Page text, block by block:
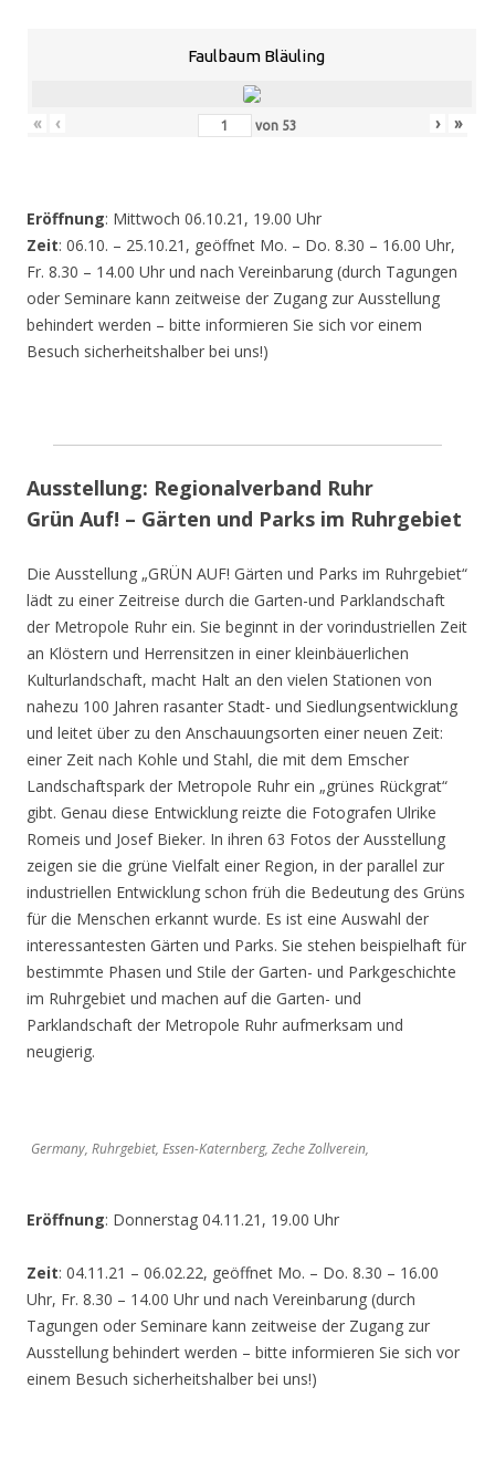
Faulbaum Bläuling
« ‹ von 53 › »
Eröffnung: Mittwoch 06.10.21, 19.00 Uhr
Zeit: 06.10. – 25.10.21, geöffnet Mo. – Do. 8.30 – 16.00 Uhr,
Fr. 8.30 – 14.00 Uhr und nach Vereinbarung (durch Tagungen
oder Seminare kann zeitweise der Zugang zur Ausstellung
behindert werden – bitte informieren Sie sich vor einem
Besuch sicherheitshalber bei uns!)
Ausstellung: Regionalverband Ruhr
Grün Auf! – Gärten und Parks im Ruhrgebiet
Die Ausstellung „GRÜN AUF! Gärten und Parks im Ruhrgebiet“
lädt zu einer Zeitreise durch die Garten-und Parklandschaft
der Metropole Ruhr ein. Sie beginnt in der vorindustriellen Zeit
an Klöstern und Herrensitzen in einer kleinbäuerlichen
Kulturlandschaft, macht Halt an den vielen Stationen von
nahezu 100 Jahren rasanter Stadt- und Siedlungsentwicklung
und leitet über zu den Anschauungsorten einer neuen Zeit:
einer Zeit nach Kohle und Stahl, die mit dem Emscher
Landschaftspark der Metropole Ruhr ein „grünes Rückgrat“
gibt. Genau diese Entwicklung reizte die Fotografen Ulrike
Romeis und Josef Bieker. In ihren 63 Fotos der Ausstellung
zeigen sie die grüne Vielfalt einer Region, in der parallel zur
industriellen Entwicklung schon früh die Bedeutung des Grüns
für die Menschen erkannt wurde. Es ist eine Auswahl der
interessantesten Gärten und Parks. Sie stehen beispielhaft für
bestimmte Phasen und Stile der Garten- und Parkgeschichte
im Ruhrgebiet und machen auf die Garten- und
Parklandschaft der Metropole Ruhr aufmerksam und
neugierig.
Germany, Ruhrgebiet, Essen-Katernberg, Zeche Zollverein,
Eröffnung: Donnerstag 04.11.21, 19.00 Uhr
Zeit: 04.11.21 – 06.02.22, geöffnet Mo. – Do. 8.30 – 16.00
Uhr, Fr. 8.30 – 14.00 Uhr und nach Vereinbarung (durch
Tagungen oder Seminare kann zeitweise der Zugang zur
Ausstellung behindert werden – bitte informieren Sie sich vor
einem Besuch sicherheitshalber bei uns!)